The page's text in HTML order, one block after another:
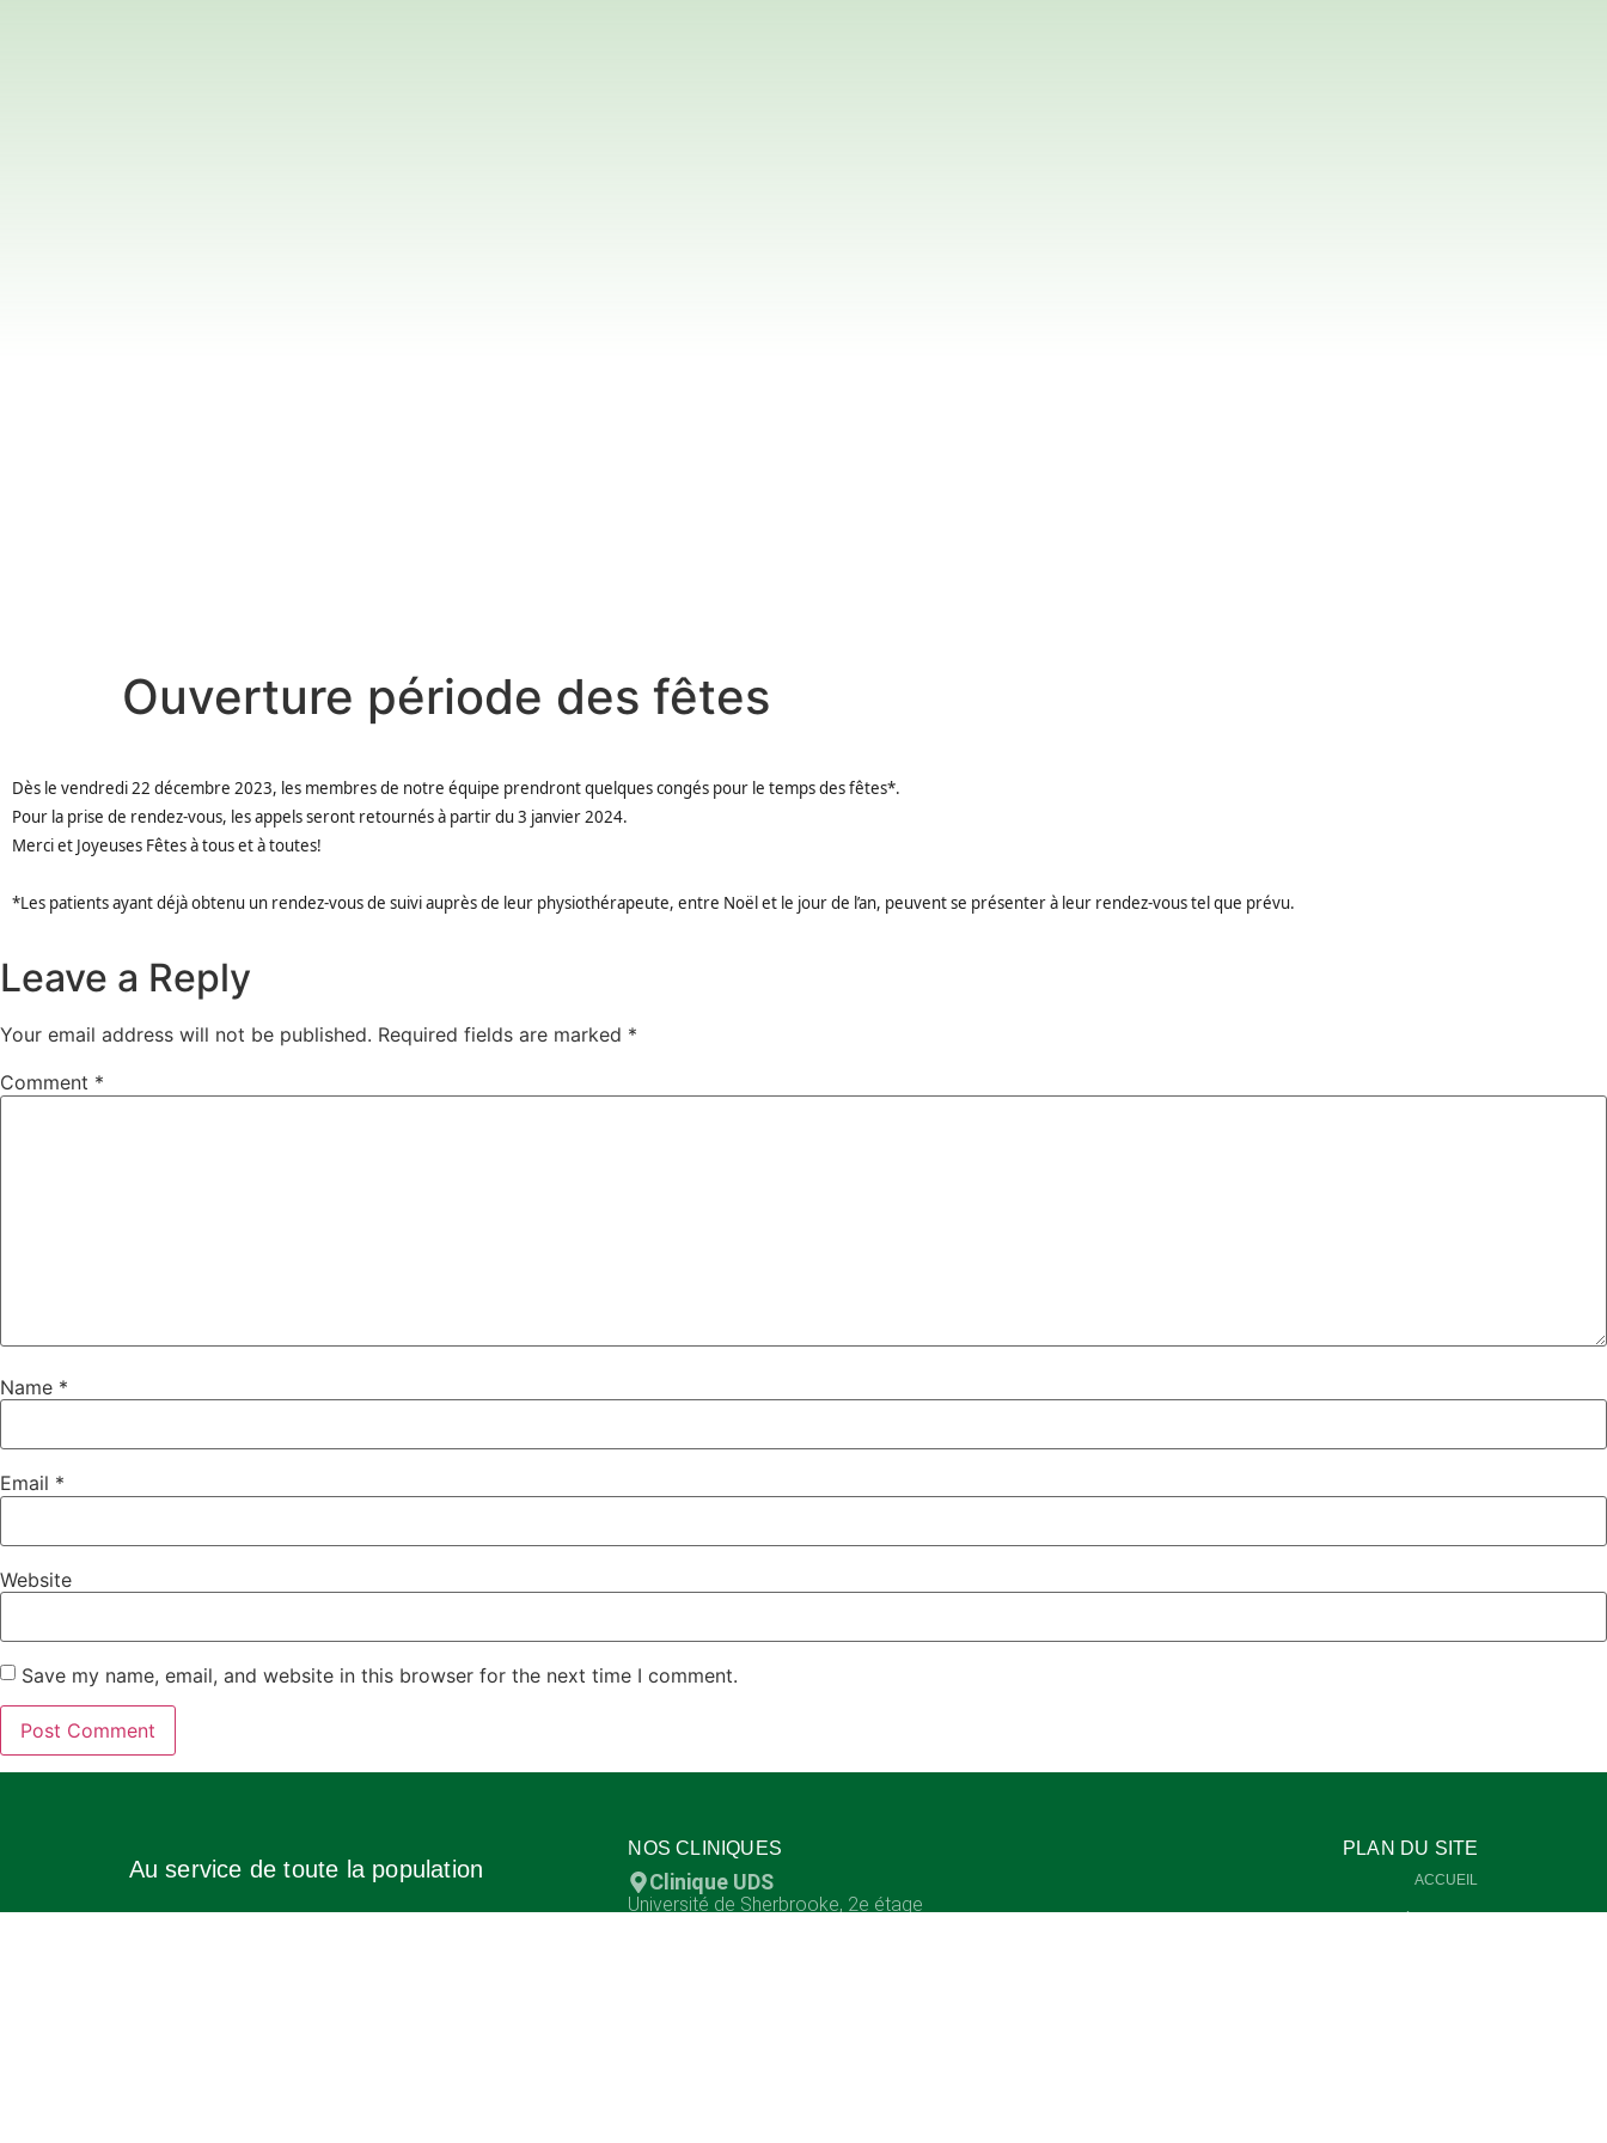
Ouverture période des fêtes
Dès le vendredi 22 décembre 2023, les membres de notre équipe prendront quelques congés pour le temps des fêtes*.
Pour la prise de rendez-vous, les appels seront retournés à partir du 3 janvier 2024.
Merci et Joyeuses Fêtes à tous et à toutes!
*Les patients ayant déjà obtenu un rendez-vous de suivi auprès de leur physiothérapeute, entre Noël et le jour de l’an, peuvent se présenter à leur rendez-vous tel que prévu.
Leave a Reply
Your email address will not be published. Required fields are marked *
Comment *
Name *
Email *
Website
Save my name, email, and website in this browser for the next time I comment.
Au service de toute la population
NOS CLINIQUES
Clinique UDS
Université de Sherbrooke, 2e étage
PLAN DU SITE
ACCUEIL